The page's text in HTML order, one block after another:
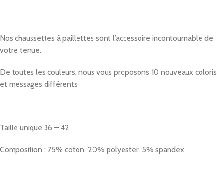
Nos chaussettes à paillettes sont l’accessoire incontournable de
votre tenue.
De toutes les couleurs, nous vous proposons 10 nouveaux coloris
et messages différents
Taille unique 36 – 42
Composition : 75% coton, 20% polyester, 5% spandex